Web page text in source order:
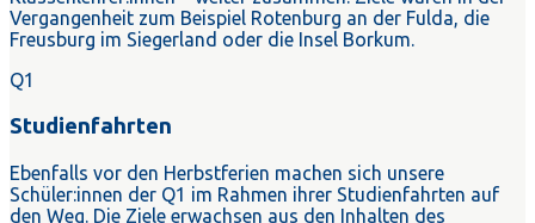
Vergangenheit zum Beispiel Rotenburg an der Fulda, die
Freusburg im Siegerland oder die Insel Borkum.
Q1
Studienfahrten
Ebenfalls vor den Herbstferien machen sich unsere
Schüler:innen der Q1 im Rahmen ihrer Studienfahrten auf
den Weg. Die Ziele erwachsen aus den Inhalten des